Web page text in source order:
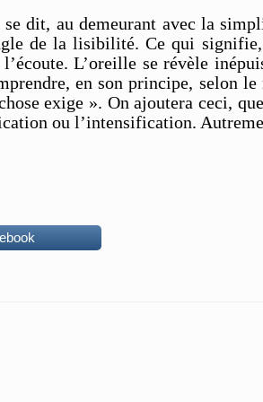
dit, au demeurant avec la
de la lisibilité. Ce qui
L’oreille se révèle
en son principe, selon
exige ». On ajoutera ceci,
ou l’intensification.